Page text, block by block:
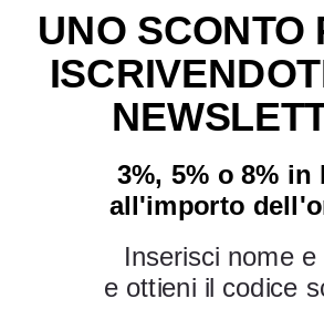
Youtube
UNO SCONTO
3%, 5% o 8% in
all'importo
Inserisci nome e
e ottieni il codice